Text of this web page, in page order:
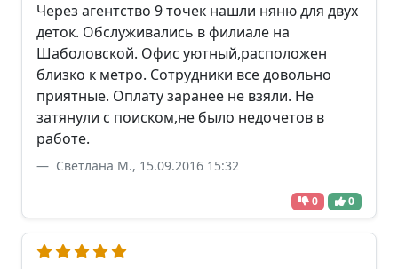
Через агентство 9 точек нашли няню для двух
деток. Обслуживались в филиале на
Шаболовской. Офис уютный,расположен
близко к метро. Сотрудники все довольно
приятные. Оплату заранее не взяли. Не
затянули с поиском,не было недочетов в
работе.
Светлана М., 15.09.2016 15:32
0 0